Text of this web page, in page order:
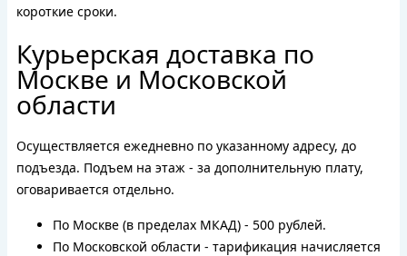
короткие сроки.
Курьерская доставка по
Москве и Московской
области
Осуществляется ежедневно по указанному адресу, до
подъезда. Подъем на этаж - за дополнительную плату,
оговаривается отдельно.
По Москве (в пределах МКАД) - 500 рублей.
По Московской области - тарификация начисляется